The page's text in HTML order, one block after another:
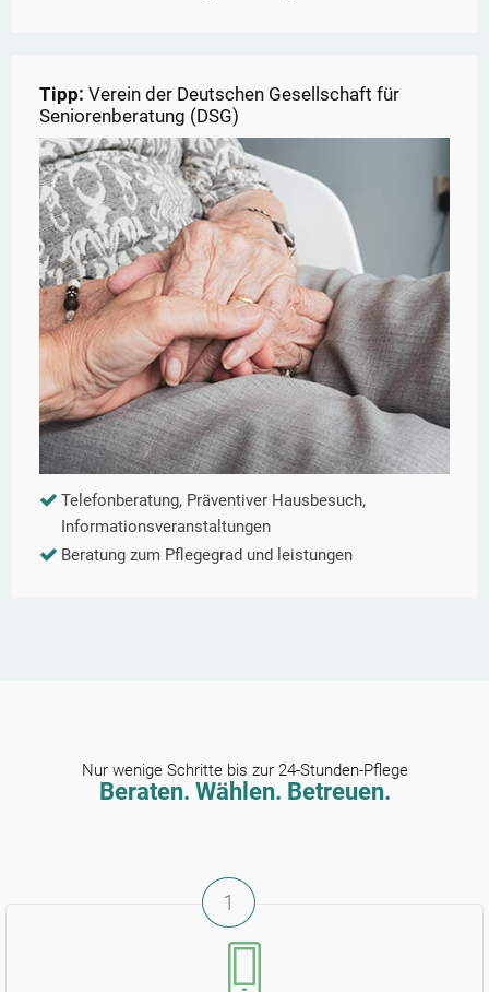
Tipp: Verein der Deutschen Gesellschaft für
Seniorenberatung (DSG)
Telefonberatung, Präventiver Hausbesuch,
Informationsveranstaltungen
Beratung zum Pflegegrad und leistungen
Nur wenige Schritte bis zur 24-Stunden-Pflege
Beraten. Wählen. Betreuen.
1